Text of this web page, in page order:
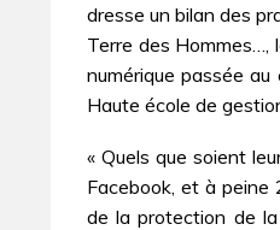
dresse un bilan des
Terre des
numérique passée
Haute école de
« Quels que soient
Facebook, et à peine
de la protection de